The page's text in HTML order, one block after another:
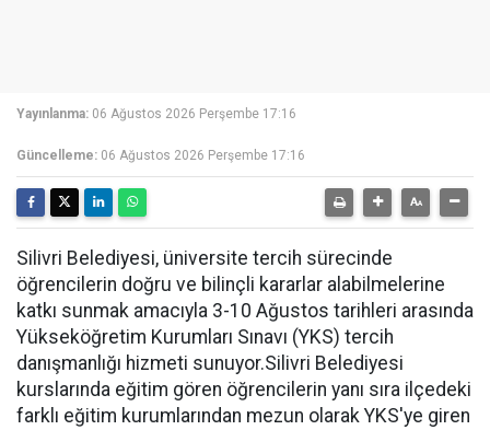
Yayınlanma: 06 Ağustos 2026 Perşembe 17:16
Güncelleme: 06 Ağustos 2026 Perşembe 17:16
Silivri Belediyesi, üniversite tercih sürecinde
öğrencilerin doğru ve bilinçli kararlar alabilmelerine
katkı sunmak amacıyla 3-10 Ağustos tarihleri arasında
Yükseköğretim Kurumları Sınavı (YKS) tercih
danışmanlığı hizmeti sunuyor.Silivri Belediyesi
kurslarında eğitim gören öğrencilerin yanı sıra ilçedeki
farklı eğitim kurumlarından mezun olarak YKS'ye giren